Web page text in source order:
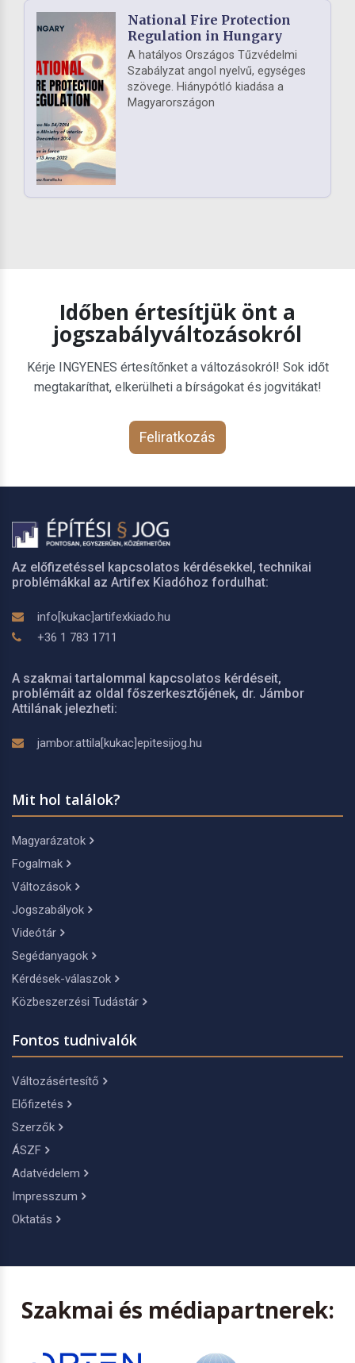
National Fire Protection
Regulation in Hungary
A hatályos Országos Tűzvédelmi
Szabályzat angol nyelvű, egységes
szövege. Hiánypótló kiadása a
Magyarországon
Időben értesítjük önt a
jogszabályváltozásokról
Kérje INGYENES értesítőnket a változásokról! Sok időt
megtakaríthat, elkerülheti a bírságokat és jogvitákat!
Feliratkozás
Az előfizetéssel kapcsolatos kérdésekkel, technikai
problémákkal az Artifex Kiadóhoz fordulhat:
info[kukac]artifexkiado.hu
+36 1 783 1711
A szakmai tartalommal kapcsolatos kérdéseit,
problémáit az oldal főszerkesztőjének, dr. Jámbor
Attilának jelezheti:
jambor.attila[kukac]epitesijog.hu
Mit hol találok?
Magyarázatok
Fogalmak
Változások
Jogszabályok
Videótár
Segédanyagok
Kérdések-válaszok
Közbeszerzési Tudástár
Fontos tudnivalók
Változásértesítő
Előfizetés
Szerzők
ÁSZF
Adatvédelem
Impresszum
Oktatás
Szakmai és médiapartnerek: